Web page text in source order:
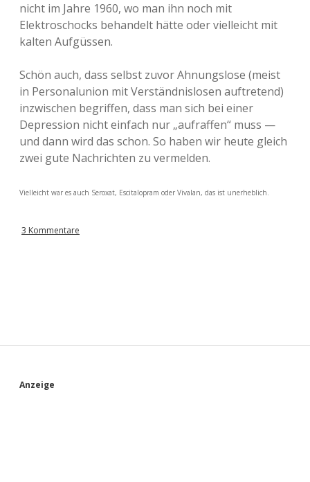
nicht im Jahre 1960, wo man ihn noch mit
Elektroschocks behandelt hätte oder vielleicht mit
kalten Aufgüssen.
Schön auch, dass selbst zuvor Ahnungslose (meist
in Personalunion mit Verständnislosen auftretend)
inzwischen begriffen, dass man sich bei einer
Depression nicht einfach nur „aufraffen“ muss —
und dann wird das schon. So haben wir heute gleich
zwei gute Nachrichten zu vermelden.
Vielleicht war es auch Seroxat, Escitalopram oder Vivalan, das ist unerheblich.
3 Kommentare
S
Anzeige